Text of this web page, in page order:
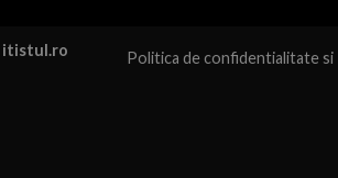
Politica de confidentialitate si
itistul.ro